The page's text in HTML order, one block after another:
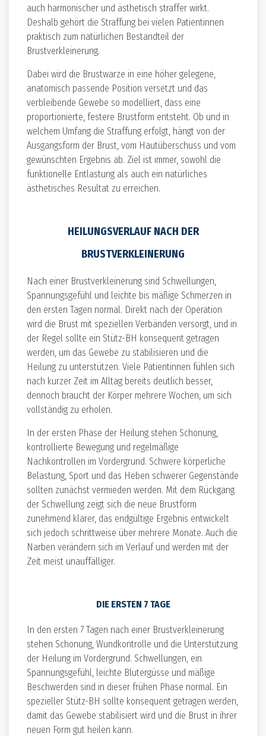
auch harmonischer und ästhetisch straffer wirkt.
Deshalb gehört die Straffung bei vielen Patientinnen
praktisch zum natürlichen Bestandteil der
Brustverkleinerung.
Dabei wird die Brustwarze in eine höher gelegene,
anatomisch passende Position versetzt und das
verbleibende Gewebe so modelliert, dass eine
proportionierte, festere Brustform entsteht. Ob und in
welchem Umfang die Straffung erfolgt, hängt von der
Ausgangsform der Brust, vom Hautüberschuss und vom
gewünschten Ergebnis ab. Ziel ist immer, sowohl die
funktionelle Entlastung als auch ein natürliches
ästhetisches Resultat zu erreichen.
HEILUNGSVERLAUF NACH DER
BRUSTVERKLEINERUNG
Nach einer Brustverkleinerung sind Schwellungen,
Spannungsgefühl und leichte bis mäßige Schmerzen in
den ersten Tagen normal. Direkt nach der Operation
wird die Brust mit speziellen Verbänden versorgt, und in
der Regel sollte ein Stütz-BH konsequent getragen
werden, um das Gewebe zu stabilisieren und die
Heilung zu unterstützen. Viele Patientinnen fühlen sich
nach kurzer Zeit im Alltag bereits deutlich besser,
dennoch braucht der Körper mehrere Wochen, um sich
vollständig zu erholen.
In der ersten Phase der Heilung stehen Schonung,
kontrollierte Bewegung und regelmäßige
Nachkontrollen im Vordergrund. Schwere körperliche
Belastung, Sport und das Heben schwerer Gegenstände
sollten zunächst vermieden werden. Mit dem Rückgang
der Schwellung zeigt sich die neue Brustform
zunehmend klarer, das endgültige Ergebnis entwickelt
sich jedoch schrittweise über mehrere Monate. Auch die
Narben verändern sich im Verlauf und werden mit der
Zeit meist unauffälliger.
DIE ERSTEN 7 TAGE
In den ersten 7 Tagen nach einer Brustverkleinerung
stehen Schonung, Wundkontrolle und die Unterstützung
der Heilung im Vordergrund. Schwellungen, ein
Spannungsgefühl, leichte Blutergüsse und mäßige
Beschwerden sind in dieser frühen Phase normal. Ein
spezieller Stütz-BH sollte konsequent getragen werden,
damit das Gewebe stabilisiert wird und die Brust in ihrer
neuen Form gut heilen kann.